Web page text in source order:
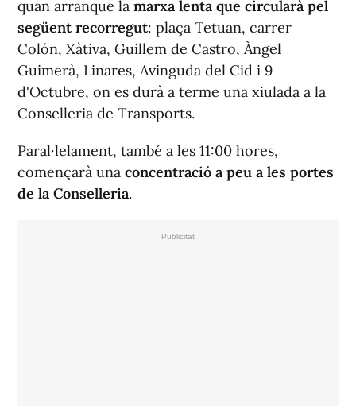
quan arranque la marxa lenta que circularà pel
següent recorregut: plaça Tetuan, carrer
Colón, Xàtiva, Guillem de Castro, Àngel
Guimerà, Linares, Avinguda del Cid i 9
d'Octubre, on es durà a terme una xiulada a la
Conselleria de Transports.
Paral·lelament, també a les 11:00 hores,
començarà una concentració a peu a les portes
de la Conselleria.